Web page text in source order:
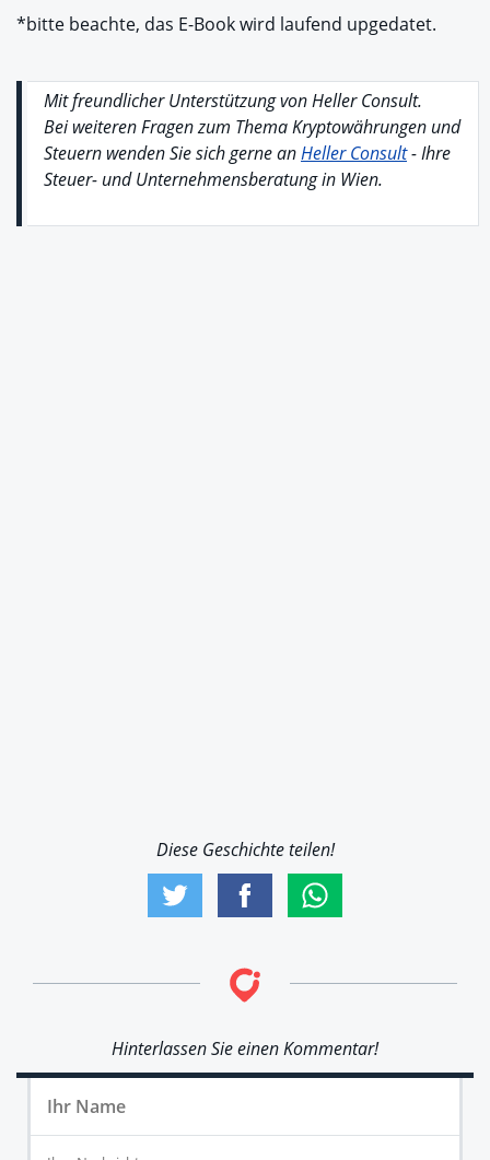
*bitte beachte, das E-Book wird laufend upgedatet.
Mit freundlicher Unterstützung von Heller Consult.
Bei weiteren Fragen zum Thema Kryptowährungen und
Steuern wenden Sie sich gerne anHeller Consult- Ihre
Steuer- und Unternehmensberatung in Wien.
Diese Geschichte teilen!
Hinterlassen Sie einen Kommentar!